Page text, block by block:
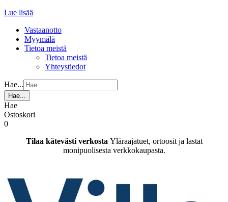
Lue lisää
Vastaanotto
Myymälä
Tietoa meistä
Tietoa meistä
Yhteystiedot
Hae...
Hae...
Hae
Ostoskori
0
Tilaa kätevästi verkosta Yläraajatuet, ortoosit ja lastat
monipuolisesta verkkokaupasta.